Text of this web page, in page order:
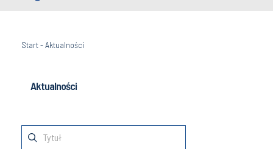
Start-Aktualności
Aktualności